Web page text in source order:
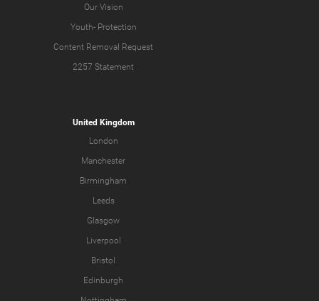
Our Vision
Youth- Protection
Content Removal Request
2257 Statement
United Kingdom
London
Manchester
Birmingham
Leeds
Glasgow
Liverpool
Bristol
Edinburgh